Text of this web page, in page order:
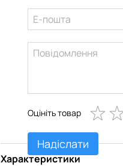
Оцініть товар
Надіслати
Характеристики